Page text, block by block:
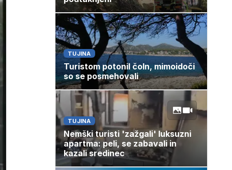
TUJINA
Turistom potonil čoln, mimoidoči
so se posmehovali
TUJINA
Nemški turisti 'zažgali' luksuzni
apartma: peli, se zabavali in
kazali sredinec